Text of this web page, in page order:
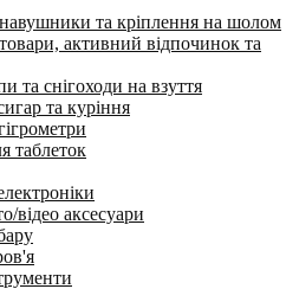
та кріплення на шолом
активний відпочинок та
та снігоходи на взуття
та куріння
таблеток
відео аксесуари